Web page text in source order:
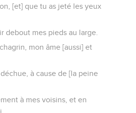
[et] que tu as jeté les yeux
debout mes pieds au large.
mon âme [aussi] et
à cause de [la peine
à mes voisins, et en